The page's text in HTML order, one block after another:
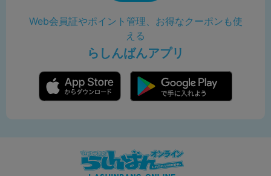
Web会員証やポイント管理、お得なクーポンも使
える
らしんばんアプリ